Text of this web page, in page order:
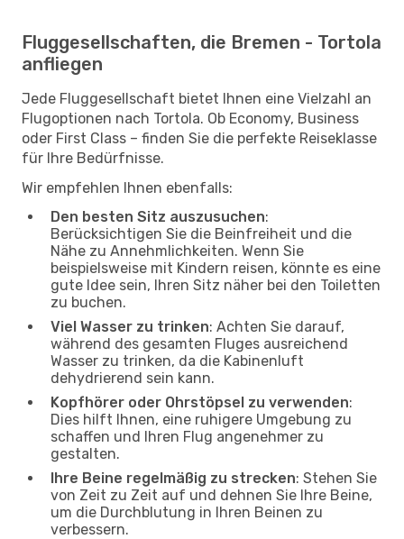
Fluggesellschaften, die Bremen - Tortola
anfliegen
Jede Fluggesellschaft bietet Ihnen eine Vielzahl an
Flugoptionen nach Tortola. Ob Economy, Business
oder First Class – finden Sie die perfekte Reiseklasse
für Ihre Bedürfnisse.
Wir empfehlen Ihnen ebenfalls:
Den besten Sitz auszusuchen:
Berücksichtigen Sie die Beinfreiheit und die
Nähe zu Annehmlichkeiten. Wenn Sie
beispielsweise mit Kindern reisen, könnte es eine
gute Idee sein, Ihren Sitz näher bei den Toiletten
zu buchen.
Viel Wasser zu trinken: Achten Sie darauf,
während des gesamten Fluges ausreichend
Wasser zu trinken, da die Kabinenluft
dehydrierend sein kann.
Kopfhörer oder Ohrstöpsel zu verwenden:
Dies hilft Ihnen, eine ruhigere Umgebung zu
schaffen und Ihren Flug angenehmer zu
gestalten.
Ihre Beine regelmäßig zu strecken: Stehen Sie
von Zeit zu Zeit auf und dehnen Sie Ihre Beine,
um die Durchblutung in Ihren Beinen zu
verbessern.